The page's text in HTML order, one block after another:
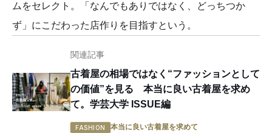
ムをセレクト。「なんでもありではなく、どっちつか
ず」にこだわった店作りを目指すという。
関連記事
古着屋の相場ではなく“ファッションとして
の価値”を見る 本当に良い古着屋を求め
て。学芸大学 ISSUE編
FASHION 本当に良い古着屋を求めて